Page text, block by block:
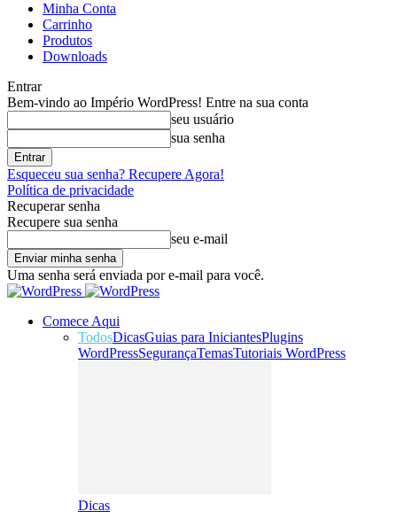
Minha Conta
Carrinho
Produtos
Downloads
Entrar
Bem-vindo ao Império WordPress! Entre na sua conta
seu usuário
sua senha
Esqueceu sua senha? Recupere Agora!
Política de privacidade
Recuperar senha
Recupere sua senha
seu e-mail
Uma senha será enviada por e-mail para você.
Comece Aqui
TodosDicasGuias para IniciantesPlugins
WordPressSegurançaTemasTutoriais WordPress
Dicas